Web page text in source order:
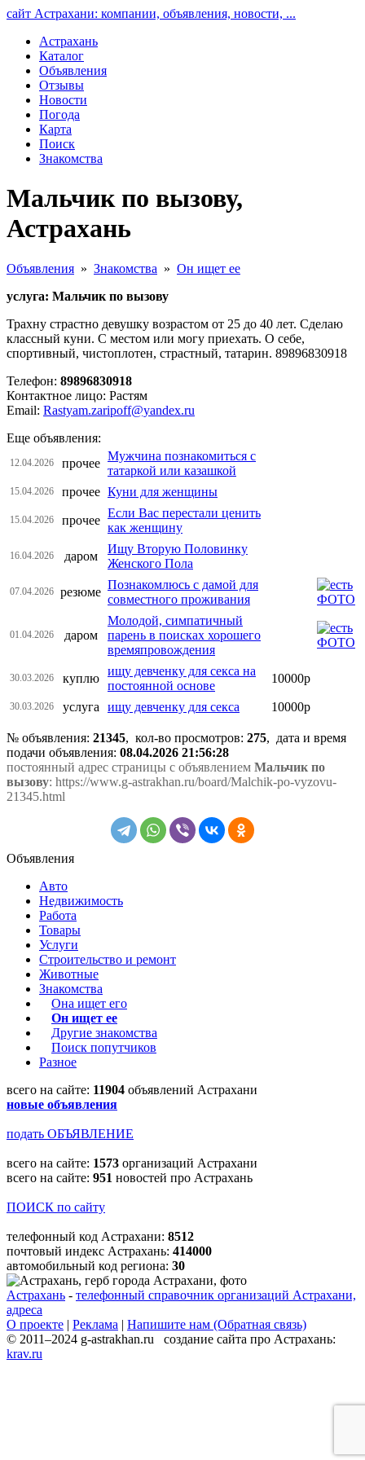
сайт Астрахани: компании, объявления, новости, ...
Астрахань
Каталог
Объявления
Отзывы
Новости
Погода
Карта
Поиск
Знакомства
Мальчик по вызову,
Астрахань
Объявления » Знакомства » Он ищет ее
услуга: Мальчик по вызову
Трахну страстно девушку возрастом от 25 до 40 лет. Сделаю
классный куни. С местом или могу приехать. О себе,
спортивный, чистоплотен, страстный, татарин. 89896830918
Телефон: 89896830918
Контактное лицо: Растям
Email: Rastyam.zaripoff@yandex.ru
Еще объявления:
12.04.2026 прочее
Мужчина познакомиться с
татаркой или казашкой
15.04.2026 прочее Куни для женщины
15.04.2026 прочее
Если Вас перестали ценить
как женщину
16.04.2026 даром
Ищу Вторую Половинку
Женского Пола
07.04.2026 резюме
Познакомлюсь с дамой для
совместного проживания
01.04.2026 даром
Молодой, симпатичный
парень в поисках хорошего
времяпровождения
30.03.2026 куплю
ищу девченку для секса на
постоянной основе
10000р
30.03.2026 услуга ищу девченку для секса 10000р
№ объявления: 21345, кол-во просмотров: 275, дата и время
подачи объявления: 08.04.2026 21:56:28
постоянный адрес страницы с объявлением Мальчик по
вызову: https://www.g-astrakhan.ru/board/Malchik-po-vyzovu-
21345.html
Объявления
Авто
Недвижимость
Работа
Товары
Услуги
Строительство и ремонт
Животные
Знакомства
Она ищет его
Он ищет ее
Другие знакомства
Поиск попутчиков
Разное
всего на сайте: 11904 объявлений Астрахани
новые объявления
подать ОБЪЯВЛЕНИЕ
всего на сайте: 1573 организаций Астрахани
всего на сайте: 951 новостей про Астрахань
ПОИСК по сайту
телефонный код Астрахани: 8512
почтовый индекс Астрахань: 414000
автомобильный код региона: 30
Астрахань - телефонный справочник организаций Астрахани,
адреса
О проекте | Реклама | Напишите нам (Обратная связь)
© 2011–2024 g-astrakhan.ru создание сайта про Астрахань:
krav.ru